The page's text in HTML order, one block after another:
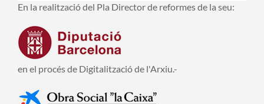
En la realització del Pla Director de reformes de la seu:
en el procés de Digitalització de l'Arxiu.-